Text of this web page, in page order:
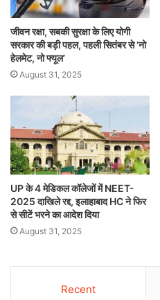
जीवन रक्षा, सबकी सुरक्षा के लिए योगी
सरकार की बड़ी पहल, पहली सितंबर से ‘नो
हेलमेट, नो फ्यूल’
August 31, 2025
UP के 4 मेडिकल कॉलेजों में NEET-
2025 दाखिले रद्द, इलाहाबाद HC ने फिर
से सीटें भरने का आदेश दिया
August 31, 2025
Recent